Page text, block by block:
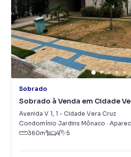
Sobrado
Sobrado à Venda em Cidade
Avenida V 1, 1 - Cidade Vera Cruz
Condomínio Jardins Mônaco ·
360m² 4 5